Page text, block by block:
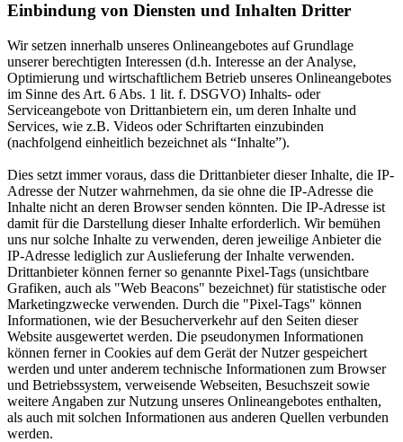
Einbindung von Diensten und Inhalten Dritter
Wir setzen innerhalb unseres Onlineangebotes auf Grundlage
unserer berechtigten Interessen (d.h. Interesse an der Analyse,
Optimierung und wirtschaftlichem Betrieb unseres Onlineangebotes
im Sinne des Art. 6 Abs. 1 lit. f. DSGVO) Inhalts- oder
Serviceangebote von Drittanbietern ein, um deren Inhalte und
Services, wie z.B. Videos oder Schriftarten einzubinden
(nachfolgend einheitlich bezeichnet als “Inhalte”).
Dies setzt immer voraus, dass die Drittanbieter dieser Inhalte, die IP-
Adresse der Nutzer wahrnehmen, da sie ohne die IP-Adresse die
Inhalte nicht an deren Browser senden könnten. Die IP-Adresse ist
damit für die Darstellung dieser Inhalte erforderlich. Wir bemühen
uns nur solche Inhalte zu verwenden, deren jeweilige Anbieter die
IP-Adresse lediglich zur Auslieferung der Inhalte verwenden.
Drittanbieter können ferner so genannte Pixel-Tags (unsichtbare
Grafiken, auch als "Web Beacons" bezeichnet) für statistische oder
Marketingzwecke verwenden. Durch die "Pixel-Tags" können
Informationen, wie der Besucherverkehr auf den Seiten dieser
Website ausgewertet werden. Die pseudonymen Informationen
können ferner in Cookies auf dem Gerät der Nutzer gespeichert
werden und unter anderem technische Informationen zum Browser
und Betriebssystem, verweisende Webseiten, Besuchszeit sowie
weitere Angaben zur Nutzung unseres Onlineangebotes enthalten,
als auch mit solchen Informationen aus anderen Quellen verbunden
werden.